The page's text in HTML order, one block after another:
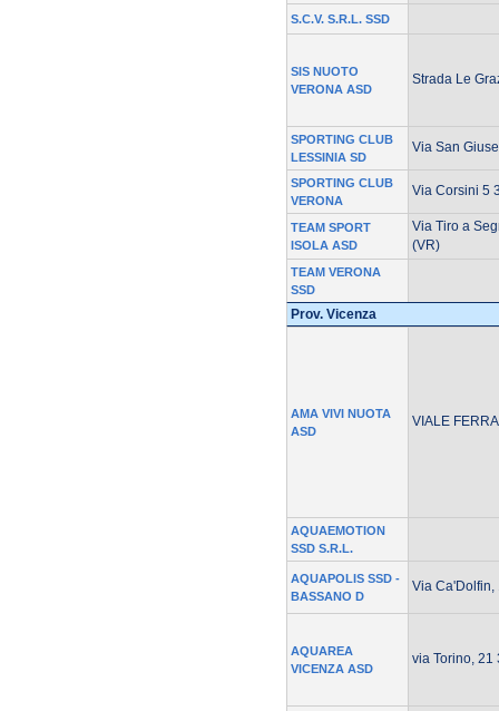
S.C.V. S.R.L. SSD
SIS NUOTO
VERONA ASD
Strada Le
SPORTING CLUB
LESSINIA SD
Via San
SPORTING CLUB
VERONA
Via Corsini 5
TEAM SPORT
ISOLA ASD
Via Tiro a
(VR)
TEAM VERONA
SSD
Prov. Vicenza
AMA VIVI NUOTA
ASD
VIALE
AQUAEMOTION
SSD S.R.L.
AQUAPOLIS SSD -
BASSANO D
Via Ca'Dolfin,
AQUAREA
VICENZA ASD
via Torino, 21